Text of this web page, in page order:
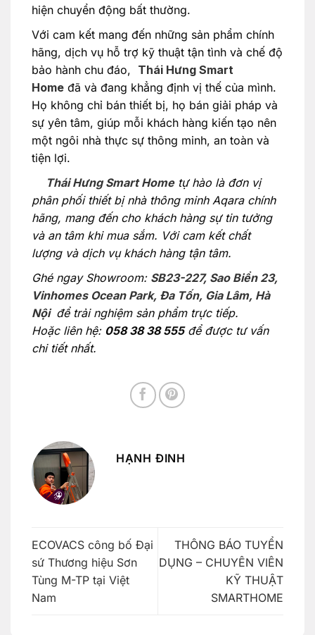
hiện chuyển động bất thường.
Với cam kết mang đến những sản phẩm chính
hãng, dịch vụ hỗ trợ kỹ thuật tận tình và chế độ
bảo hành chu đáo, Thái Hưng Smart
Homeđã và đang khẳng định vị thế của mình.
Họ không chỉ bán thiết bị, họ bán giải pháp và
sự yên tâm, giúp mỗi khách hàng kiến tạo nên
một ngôi nhà thực sự thông minh, an toàn và
tiện lợi.
Thái Hưng Smart Hometự hào là đơn vị
phân phối thiết bị nhà thông minh Aqara chính
hãng, mang đến cho khách hàng sự tin tưởng
và an tâm khi mua sắm. Với cam kết chất
lượng và dịch vụ khách hàng tận tâm.
Ghé ngay Showroom: SB23-227, Sao Biển 23,
Vinhomes Ocean Park, Đa Tốn, Gia Lâm, Hà
Nội để trải nghiệm sản phẩm trực tiếp.
Hoặc liên hệ: 058 38 38 555để được tư vấn
chi tiết nhất.
HẠNH ĐINH
ECOVACS công bố Đại
sứ Thương hiệu Sơn
Tùng M-TP tại Việt
Nam
THÔNG BÁO TUYỂN
DỤNG – CHUYÊN VIÊN
KỸ THUẬT
SMARTHOME